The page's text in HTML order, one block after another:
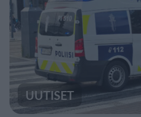
UUTISET